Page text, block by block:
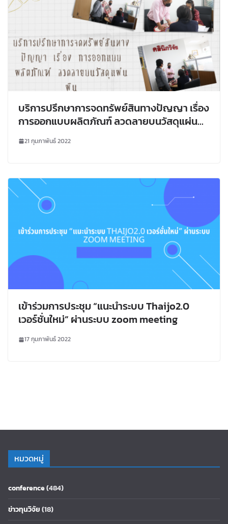
บริการปรึกษาการจดทรัพย์สินทางปัญญา เรื่อง
การออกแบบผลิตภัณฑ์ ลวดลายบนวัสดุแผ่น
21 กุมภาพันธ์ 2022
เข้าร่วมการประชุม “แนะนำระบบ Thaijo2.0
เวอร์ชั่นใหม่” ผ่านระบบ zoom meeting
17 กุมภาพันธ์ 2022
หมวดหมู่
conference(484)
ข่าวทุนวิจัย(18)